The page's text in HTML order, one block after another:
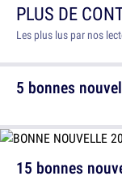
PLUS DE
Les plus lus par nos
5 bonnes
15 bonnes